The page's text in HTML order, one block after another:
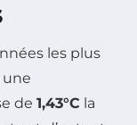
les plus
une
de 1,43°C la